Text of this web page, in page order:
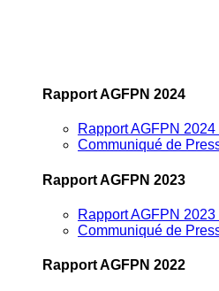
Rapport AGFPN 2024
Rapport AGFPN
Communiqué de
Rapport AGFPN 2023
Rapport AGFPN
Communiqué de
Rapport AGFPN 2022